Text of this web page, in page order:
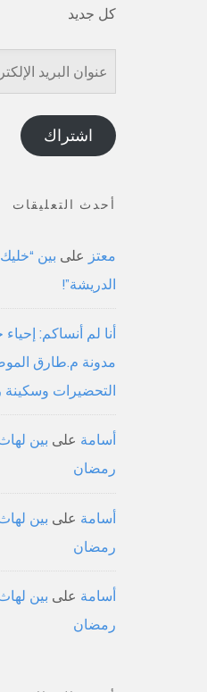
كل جديد
عنوان
البريد
الإلكتروني
اشتراك
أحدث التعليقات
معتز على بين
الدريشة”!
مدونة م.طارق
التحضيرات
أسامة على بين
رمضان
أسامة على بين
رمضان
أسامة على بين
رمضان